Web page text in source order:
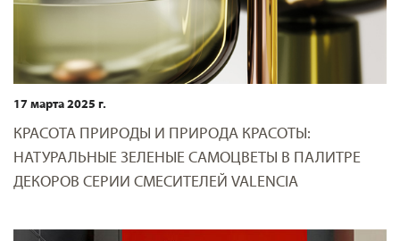
17 марта 2025 г.
КРАСОТА ПРИРОДЫ И ПРИРОДА КРАСОТЫ:
НАТУРАЛЬНЫЕ ЗЕЛЕНЫЕ САМОЦВЕТЫ В ПАЛИТРЕ
ДЕКОРОВ СЕРИИ СМЕСИТЕЛЕЙ VALENCIA